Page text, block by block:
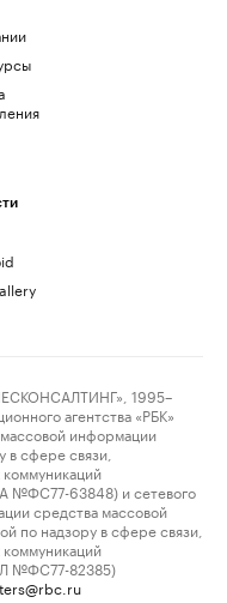
1995–
агентства «РБК»
информации
сфере связи,
№ФС77-63848) и сетевого
средства массовой
по надзору в сфере связи,
№ФС77-82385)